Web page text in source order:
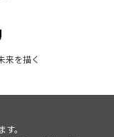
来を描く
。